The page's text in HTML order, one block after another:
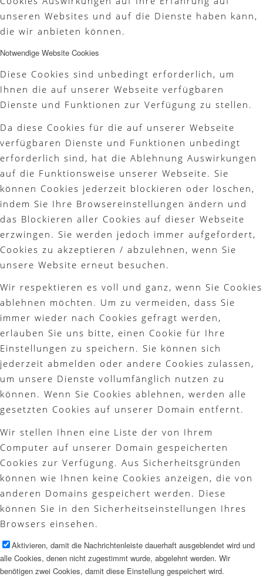
Platzreife
Golfregeln
Menü
unseren Websites und auf die Dienste haben kann,
die wir anbieten können.
Notwendige Website Cookies
Diese Cookies sind unbedingt erforderlich, um
Ihnen die auf unserer Webseite verfügbaren
Dienste und Funktionen zur Verfügung zu stellen.
Da diese Cookies für die auf unserer Webseite
verfügbaren Dienste und Funktionen unbedingt
erforderlich sind, hat die Ablehnung Auswirkungen
auf die Funktionsweise unserer Webseite. Sie
können Cookies jederzeit blockieren oder löschen,
indem Sie Ihre Browsereinstellungen ändern und
das Blockieren aller Cookies auf dieser Webseite
erzwingen. Sie werden jedoch immer aufgefordert,
Cookies zu akzeptieren / abzulehnen, wenn Sie
unsere Website erneut besuchen.
Wir respektieren es voll und ganz, wenn Sie Cookies
ablehnen möchten. Um zu vermeiden, dass Sie
immer wieder nach Cookies gefragt werden,
erlauben Sie uns bitte, einen Cookie für Ihre
Einstellungen zu speichern. Sie können sich
jederzeit abmelden oder andere Cookies zulassen,
um unsere Dienste vollumfänglich nutzen zu
können. Wenn Sie Cookies ablehnen, werden alle
gesetzten Cookies auf unserer Domain entfernt.
Wir stellen Ihnen eine Liste der von Ihrem
Computer auf unserer Domain gespeicherten
Cookies zur Verfügung. Aus Sicherheitsgründen
können wie Ihnen keine Cookies anzeigen, die von
anderen Domains gespeichert werden. Diese
können Sie in den Sicherheitseinstellungen Ihres
Browsers einsehen.
Aktivieren, damit die Nachrichtenleiste dauerhaft ausgeblendet wird und
alle Cookies, denen nicht zugestimmt wurde, abgelehnt werden. Wir
benötigen zwei Cookies, damit diese Einstellung gespeichert wird.